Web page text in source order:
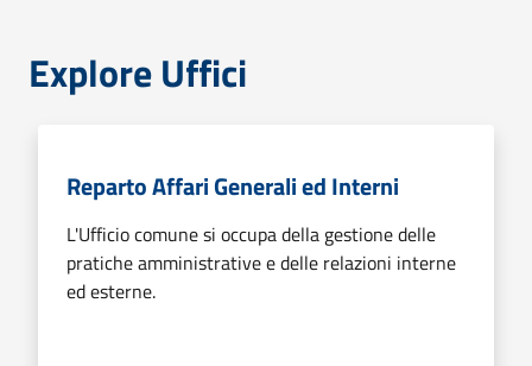
Explore Uffici
Reparto Affari Generali ed Interni
L'Ufficio comune si occupa della gestione delle
pratiche amministrative e delle relazioni interne
ed esterne.